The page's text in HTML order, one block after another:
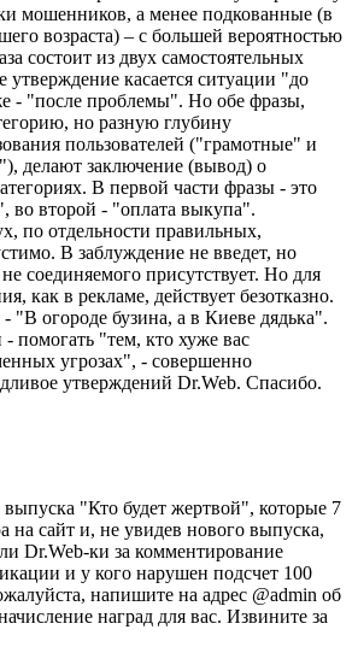
мошенников, а менее подкованные (в
возраста) – с большей вероятностью
состоит из двух самостоятельных
касается ситуации "до
- "после проблемы". Но обе фразы,
но разную глубину
пользователей ("грамотные" и
делают заключение (вывод) о
В первой части фразы - это
во второй - "оплата выкупа".
по отдельности правильных,
В заблуждение не введет, но
соединяемого присутствует. Но для
как в рекламе, действует безотказно.
"В огороде бузина, а в Киеве дядька".
помогать "тем, кто хуже вас
угрозах", - совершенно
утверждений Dr.Web. Спасибо.
"Кто будет жертвой", которые 7
на сайт и, не увидев нового выпуска,
Dr.Web-ки за комментирование
и у кого нарушен подсчет 100
напишите на адрес @admin об
наград для вас. Извините за